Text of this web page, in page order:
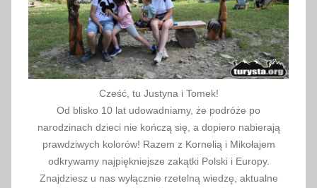
Cześć, tu Justyna i Tomek!
Od blisko 10 lat udowadniamy, że podróże po
narodzinach dzieci nie kończą się, a dopiero nabierają
prawdziwych kolorów! Razem z Kornelią i Mikołajem
odkrywamy najpiękniejsze zakątki Polski i Europy.
Znajdziesz u nas wyłącznie rzetelną wiedzę, aktualne